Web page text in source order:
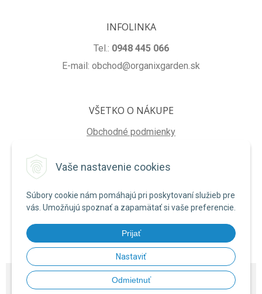
Vaše nastavenie cookies
Súbory cookie nám pomáhajú pri poskytovaní služieb pre
vás. Umožňujú spoznať a zapamätať si vaše preferencie.
Prijať
Nastaviť
Odmietnuť
INFOLINKA
Tel.: 0948 445 066
E-mail: obchod@organixgarden.sk
VŠETKO O NÁKUPE
Obchodné podmienky
Reklamačné podmienky
NA STIAHNUTIE
Formulár na odstúpenie od zmluvy
Poučenie o uplatnení práva na odstúpenie od zmluvy
© 2026 ORGANIXgarden • NextShop & e-shop Pohoda Connector NextCom